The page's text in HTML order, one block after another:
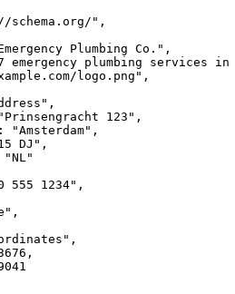
schema.org/",
Plumbing Co.",
emergency plumbing services
logo.png",
123",
"Amsterdam",
DJ",
"NL"
555 1234",